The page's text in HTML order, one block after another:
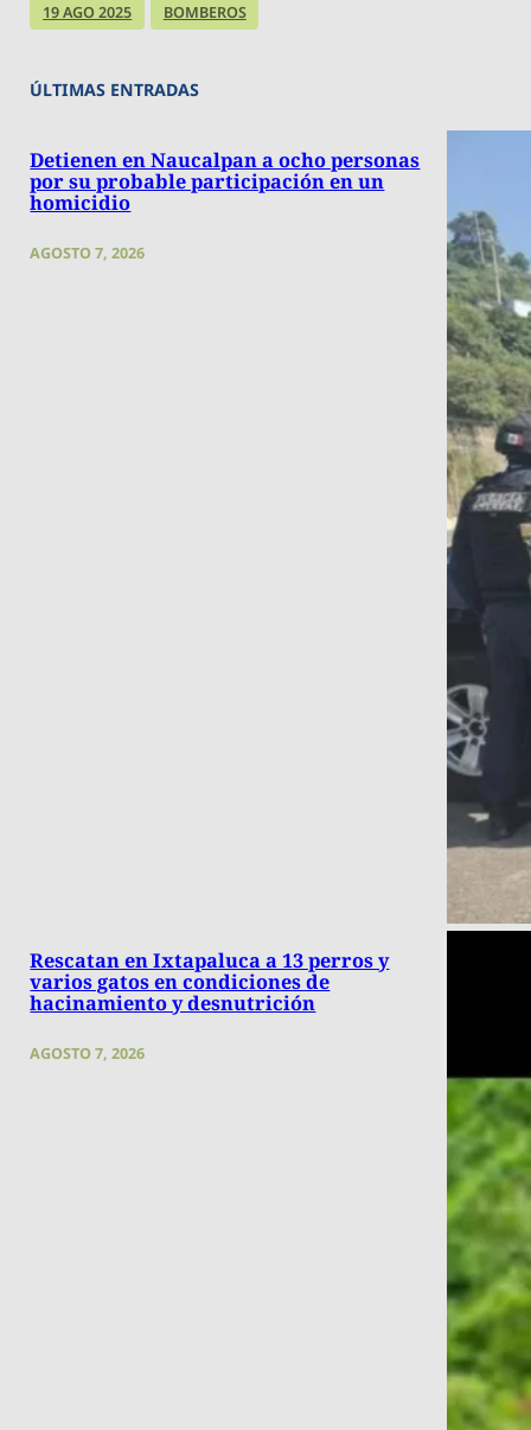
19 AGO 2025 BOMBEROS
ÚLTIMAS ENTRADAS
Detienen en Naucalpan a ocho personas
por su probable participación en un
homicidio
AGOSTO 7, 2026
Rescatan en Ixtapaluca a 13 perros y
varios gatos en condiciones de
hacinamiento y desnutrición
AGOSTO 7, 2026